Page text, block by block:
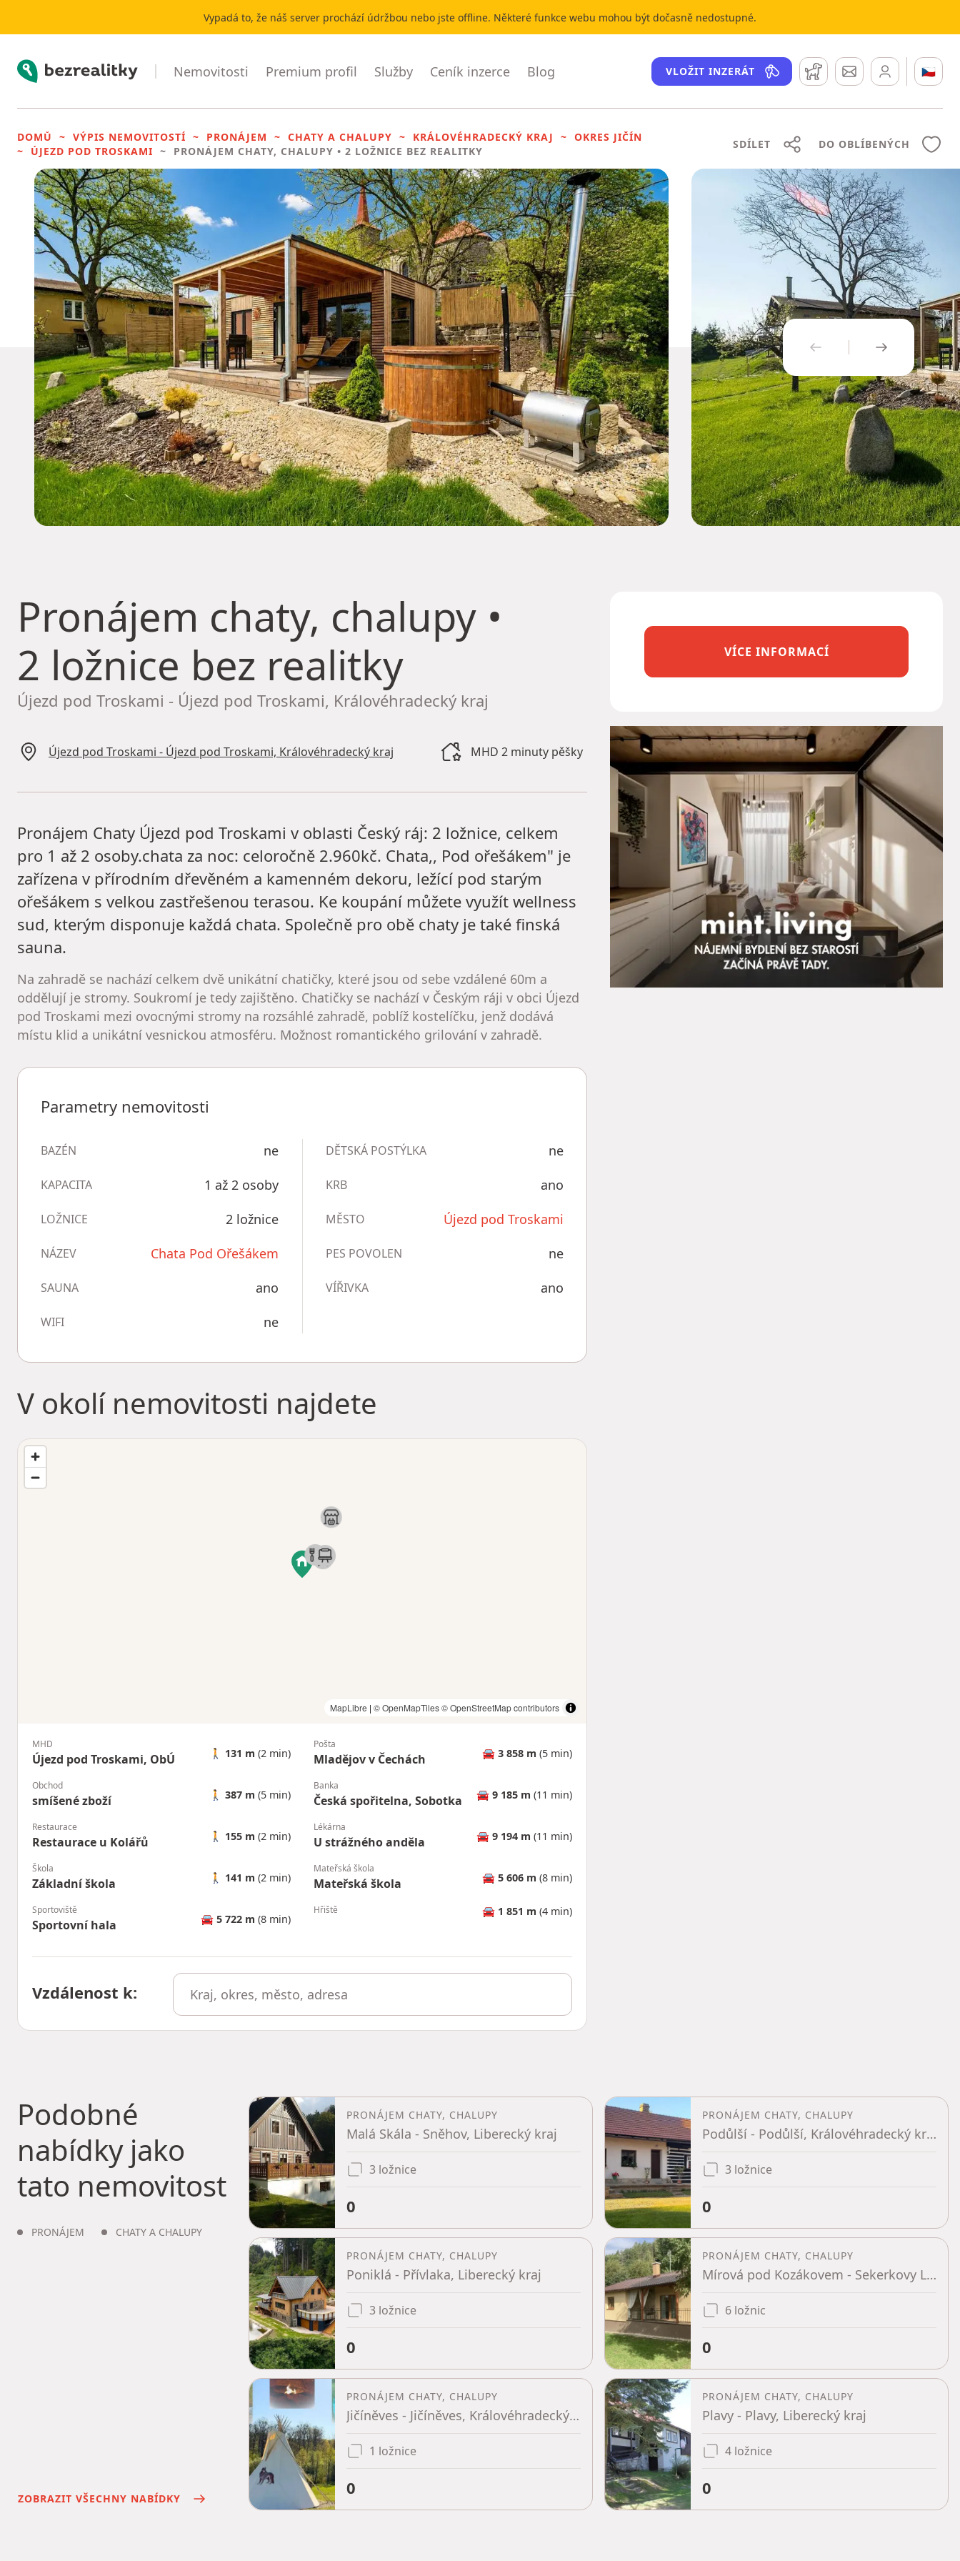
Vypadá to, že náš server prochází údržbou nebo jste offline. Některé funkce webu mohou být dočasně nedostupné.
Bezrealitky Nemovitosti Premium profil Služby Ceník inzerce Blog VLOŽIT INZERÁT Hlídací pesZprávy 🇨🇿
DOMŮ VÝPIS NEMOVITOSTÍ PRONÁJEM CHATY A CHALUPY KRÁLOVÉHRADECKÝ KRAJ
OKRES JIČÍN
ÚJEZD POD TROSKAMI
PRONÁJEM CHATY, CHALUPY • 2 LOŽNICE BEZ REALITKY
SDÍLET DO OBLÍBENÝCH
PŘEDCHOZÍ
Pronájem chaty, chalupy •
2 ložnice bez realitky
Újezd pod Troskami - Újezd pod Troskami, Královéhradecký kraj
Újezd pod Troskami - Újezd pod Troskami, Královéhradecký kraj MHD 2 minuty pěšky
Pronájem Chaty Újezd pod Troskami v oblasti Český ráj: 2 ložnice, celkem
pro 1 až 2 osoby.chata za noc: celoročně 2.960kč. Chata,, Pod ořešákem" je
zařízena v přírodním dřevěném a kamenném dekoru, ležící pod starým
ořešákem s velkou zastřešenou terasou. Ke koupání můžete využít wellness
sud, kterým disponuje každá chata. Společně pro obě chaty je také finská
sauna.
Na zahradě se nachází celkem dvě unikátní chatičky, které jsou od sebe vzdálené 60m a
oddělují je stromy. Soukromí je tedy zajištěno. Chatičky se nachází v Českým ráji v obci Újezd
pod Troskami mezi ovocnými stromy na rozsáhlé zahradě, poblíž kostelíčku, jenž dodává
místu klid a unikátní vesnickou atmosféru. Možnost romantického grilování v zahradě.
Parametry nemovitosti
BAZÉN ne
KAPACITA 1 až 2 osoby
LOŽNICE 2 ložnice
NÁZEV Chata Pod Ořešákem
SAUNA ano
WIFI ne
DĚTSKÁ POSTÝLKA ne
KRB ano
MĚSTO Újezd pod Troskami
PES POVOLEN ne
VÍŘIVKA ano
V okolí nemovitosti najdete
MapLibre | © OpenMapTiles© OpenStreetMap contributors
MHD
Újezd pod Troskami, ObÚ 🚶 131 m (2 min)
Pošta
Mladějov v Čechách 🚘 3 858 m (5 min)
Obchod
smíšené zboží 🚶 387 m (5 min)
Banka
Česká spořitelna, Sobotka 🚘 9 185 m (11 min)
Restaurace
Restaurace u Kolářů 🚶 155 m (2 min)
Lékárna
U strážného anděla 🚘 9 194 m (11 min)
Škola
Základní škola 🚶 141 m (2 min)
Mateřská škola
Mateřská škola 🚘 5 606 m (8 min)
Sportoviště
Sportovní hala 🚘 5 722 m (8 min)
Hřiště 🚘 1 851 m (4 min)
Vzdálenost k:
VÍCE INFORMACÍ
Podobné
nabídky jako
tato nemovitost
PRONÁJEM CHATY A CHALUPY
ZOBRAZIT VŠECHNY NABÍDKY
PRONÁJEM CHATY, CHALUPY
Malá Skála - Sněhov, Liberecký kraj
3 ložnice
0
PRONÁJEM CHATY, CHALUPY
Podůlší - Podůlší, Královéhradecký kraj
3 ložnice
0
PRONÁJEM CHATY, CHALUPY
Poniklá - Přívlaka, Liberecký kraj
3 ložnice
0
PRONÁJEM CHATY, CHALUPY
Mírová pod Kozákovem - Sekerkovy Loučky, Liberecký kraj
6 ložnic
0
PRONÁJEM CHATY, CHALUPY
Jičíněves - Jičíněves, Královéhradecký kraj
1 ložnice
0
PRONÁJEM CHATY, CHALUPY
Plavy - Plavy, Liberecký kraj
4 ložnice
0